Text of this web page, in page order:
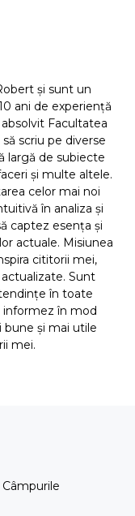
și sunt un
ani de experiență
Facultatea
scriu pe diverse
largă de subiecte
și multe altele.
celor mai noi
în analiza și
captez esența și
actuale. Misiunea
cititorii mei,
Sunt
în toate
informez în mod
și mai utile
mei.
Câmpurile